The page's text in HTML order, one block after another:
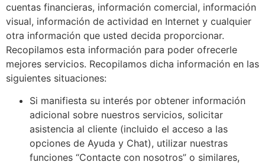
cuentas financieras, información comercial, información
visual, información de actividad en Internet y cualquier
otra información que usted decida proporcionar.
Recopilamos esta información para poder ofrecerle
mejores servicios. Recopilamos dicha información en las
siguientes situaciones:
Si manifiesta su interés por obtener información
adicional sobre nuestros servicios, solicitar
asistencia al cliente (incluido el acceso a las
opciones de Ayuda y Chat), utilizar nuestras
funciones “Contacte con nosotros” o similares,